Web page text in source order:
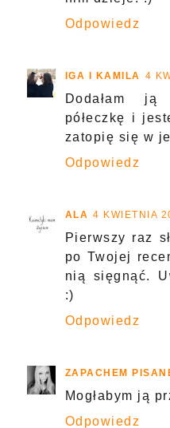
Odpowiedz
IGA I KAMILA 4
Dodałam
półeczkę i
zatopię się w
Odpowiedz
ALA 4 KWIETNIA
Pierwszy raz
po Twojej
nią sięgnąć.
:)
Odpowiedz
ZAPACHEM
Mogłabym ją
Odpowiedz